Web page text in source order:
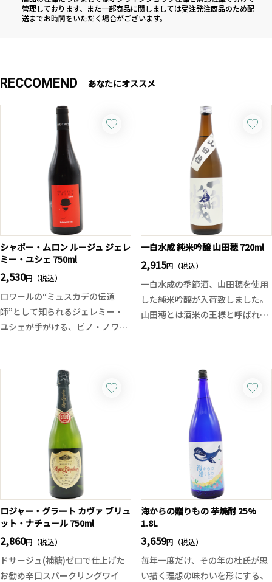
管理しております、また一部商品に関しましては受注発注商品のため配
送までお時間をいただく場合がございます。
RECCOMEND あなたにオススメ
シャポー・ムロン ルージュ ジェレ
ミー・ユシェ 750ml
2,530円（税込）
ロワールの“ミュスカデの伝道
師”として知られるジェレミー・
ユシェが手がける、ピノ・ノワー
熟したチェリーや赤系果実の香り
がグラスから立ち上り、口に含む
と果実のジューシーさと柔らかく
しなやかなタンニンが広がりま
親しみやすい果実味とフレッシュ
な酸が心地よく、食事をさらに引
き立てるスタイル。日常の食卓か
らちょっとしたパーティーシーン
まで、幅広く楽しめる1本です。
一白水成 純米吟醸 山田穂 720ml
2,915円（税込）
一白水成の季節酒、山田穂を使用
した純米吟醸が入荷致しました。
山田穂とは酒米の王様と呼ばれて
だ瞬間に鮮やかな甘味がパッと開
きます。みずみずしい果実系の香
味、後から柔らかなボリュームが
現れますが、しっかりとした酸味
が全体を綺麗にまとめあげていま
す。キレ味も良くゆっくりとした
余韻があります。今の季節に冷や
してスッキリと楽しむにはお勧め
の一本です。
ロジャー・グラート カヴァ ブリュ
ット・ナチュール 750ml
2,860円（税込）
ドサージュ(補糖)ゼロで仕上げた
お勧め辛口スパークリングワイ
海からの贈りもの 芋焼酎 25%
1.8L
3,659円（税込）
毎年一度だけ、その年の杜氏が思
い描く理想の味わいを形にする、